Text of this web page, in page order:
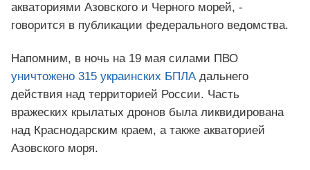
акваториями Азовского и Черного морей, -
говорится в публикации федерального ведомства.
Напомним, в ночь на 19 мая силами ПВО
уничтожено 315 украинских БПЛАдальнего
действия над территорией России. Часть
вражеских крылатых дронов была ликвидирована
над Краснодарским краем, а также акваторией
Азовского моря.